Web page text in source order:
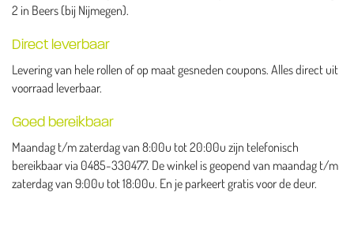
2 in Beers (bij Nijmegen).
Direct leverbaar
Levering van hele rollen of op maat gesneden coupons. Alles direct uit
voorraad leverbaar.
Goed bereikbaar
Maandag t/m zaterdag van 8:00u tot 20:00u zijn telefonisch
bereikbaar via 0485-330477. De winkel is geopend van maandag t/m
zaterdag van 9:00u tot 18:00u. En je parkeert gratis voor de deur.